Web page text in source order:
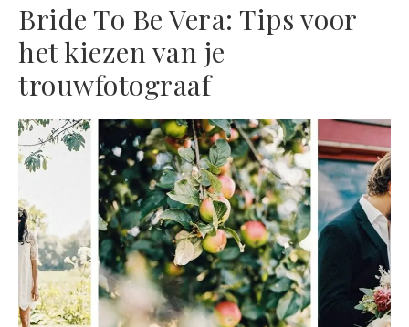
Bride To Be Vera: Tips voor
het kiezen van je
trouwfotograaf